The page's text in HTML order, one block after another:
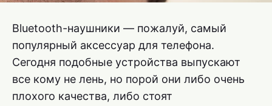
Bluetooth-наушники — пожалуй, самый
популярный аксессуар для телефона.
Сегодня подобные устройства выпускают
все кому не лень, но порой они либо очень
плохого качества, либо стоят